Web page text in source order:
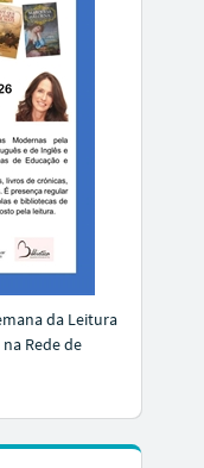
da Leitura
Rede de